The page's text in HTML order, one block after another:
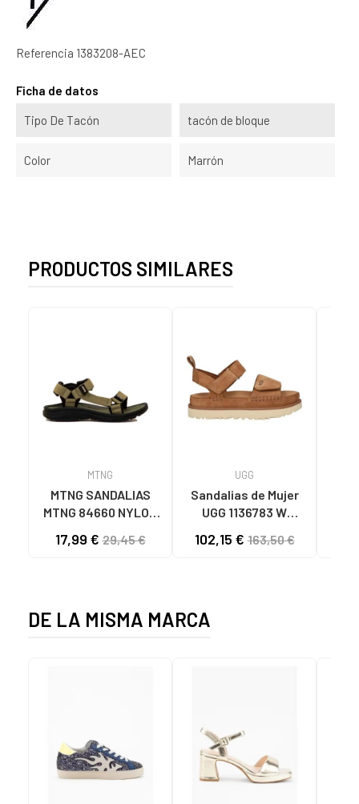
Referencia 1383208-AEC
Ficha de datos
Tipo De Tacón tacón de bloque
Color Marrón
PRODUCTOS SIMILARES
MTNG
MTNG SANDALIAS
MTNG 84660 NYLON
C59785 - - NYLON
17,99 €29,45 €
UGG
Sandalias de Mujer
UGG 1136783 W
CHESTNUT
102,15 €163,50 €
DE LA MISMA MARCA